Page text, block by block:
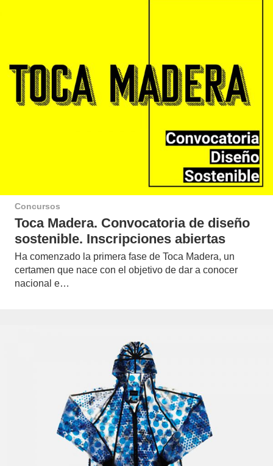
Concursos
Toca Madera. Convocatoria de diseño
sostenible. Inscripciones abiertas
Ha comenzado la primera fase de Toca Madera, un
certamen que nace con el objetivo de dar a conocer
nacional e…